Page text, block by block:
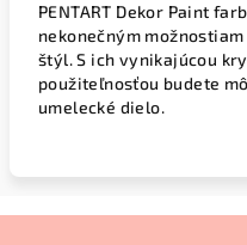
PENTART Dekor Paint
nekonečným
štýl. S ich vynikajúcou
použiteľnosťou budete
umelecké dielo.